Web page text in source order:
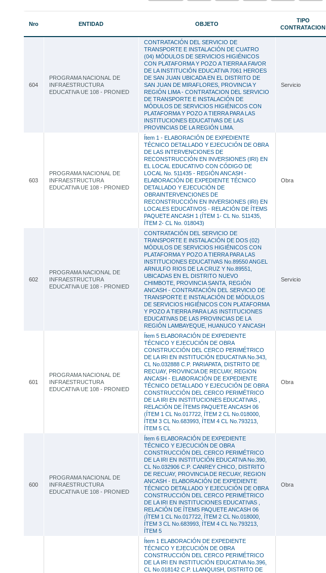
Huancavelica
Huánuco
Moquegua
Puno
San Martín
Tacna
Tumbes
Ucayali
Nro ENTIDAD OBJETO
TIPO
CONTRATACION
604
PROGRAMA NACIONAL DE
INFRAESTRUCTURA
EDUCATIVA UE 108 - PRONIED
CONTRATACIÓN DEL SERVICIO DE
TRANSPORTE E INSTALACIÓN DE CUATRO
(04) MÓDULOS DE SERVICIOS HIGIÉNICOS
CON PLATAFORMA Y POZO A TIERRA A FAVOR
DE LA INSTITUCIÓN EDUCATIVA 7061 HEROES
DE SAN JUAN UBICADA EN EL DISTRITO DE
SAN JUAN DE MIRAFLORES, PROVINCIA Y
REGIÓN LIMA - CONTRATACION DEL SERVICIO
DE TRANSPORTE E INSTALACIÓN DE
MÓDULOS DE SERVICIOS HIGIÉNICOS CON
PLATAFORMA Y POZO A TIERRA PARA LAS
INSTITUCIONES EDUCATIVAS DE LAS
PROVINCIAS DE LA REGIÓN LIMA.
Servicio
603
PROGRAMA NACIONAL DE
INFRAESTRUCTURA
EDUCATIVA UE 108 - PRONIED
Ítem 1 - ELABORACIÓN DE EXPEDIENTE
TÉCNICO DETALLADO Y EJECUCIÓN DE OBRA
DE LAS INTERVENCIONES DE
RECONSTRUCCIÓN EN INVERSIONES (IRI) EN
EL LOCAL EDUCATIVO CON CÓDIGO DE
LOCAL No. 511435 - REGIÓN ANCASH -
ELABORACIÓN DE EXPEDIENTE TÉCNICO
DETALLADO Y EJECUCIÓN DE
OBRAINTERVENCIONES DE
RECONSTRUCCIÓN EN INVERSIONES (IRI) EN
LOCALES EDUCATIVOS - RELACIÓN DE ÍTEMS
PAQUETE ANCASH 1 (ÍTEM 1- CL No. 511435,
ÍTEM 2- CL No. 018043)
Obra
602
PROGRAMA NACIONAL DE
INFRAESTRUCTURA
EDUCATIVA UE 108 - PRONIED
CONTRATACIÓN DEL SERVICIO DE
TRANSPORTE E INSTALACIÓN DE DOS (02)
MÓDULOS DE SERVICIOS HIGIÉNICOS CON
PLATAFORMA Y POZO A TIERRA PARA LAS
INSTITUCIONES EDUCATIVAS No.89550 ANGEL
ARNULFO RIOS DE LA CRUZ Y No.89551,
UBICADAS EN EL DISTRITO NUEVO
CHIMBOTE, PROVINCIA SANTA, REGIÓN
ANCASH - CONTRATACIÓN DEL SERVICIO DE
TRANSPORTE E INSTALACIÓN DE MÓDULOS
DE SERVICIOS HIGIÉNICOS CON PLATAFORMA
Y POZO A TIERRA PARA LAS INSTITUCIONES
EDUCATIVAS DE LAS PROVINCIAS DE LA
REGIÓN LAMBAYEQUE, HUANUCO Y ANCASH
Servicio
601
PROGRAMA NACIONAL DE
INFRAESTRUCTURA
EDUCATIVA UE 108 - PRONIED
Ítem 5 ELABORACIÓN DE EXPEDIENTE
TÉCNICO Y EJECUCIÓN DE OBRA
CONSTRUCCIÓN DEL CERCO PERIMÉTRICO
DE LA IRI EN INSTITUCIÓN EDUCATIVA No.343,
CL No.032888 C.P. PARIAPATA, DISTRITO DE
RECUAY, PROVINCIA DE RECUAY, REGION
ANCASH - ELABORACIÓN DE EXPEDIENTE
TÉCNICO DETALLADO Y EJECUCIÓN DE OBRA
CONSTRUCCIÓN DEL CERCO PERIMÉTRICO
DE LA IRI EN INSTITUCIONES EDUCATIVAS ,
RELACIÓN DE ÍTEMS PAQUETE ANCASH 06
(ÍTEM 1 CL No.017722, ÍTEM 2 CL No.018000,
ÍTEM 3 CL No.683993, ÍTEM 4 CL No.793213,
ÍTEM 5 CL
Obra
600
PROGRAMA NACIONAL DE
INFRAESTRUCTURA
EDUCATIVA UE 108 - PRONIED
Ítem 6 ELABORACIÓN DE EXPEDIENTE
TÉCNICO Y EJECUCIÓN DE OBRA
CONSTRUCCIÓN DEL CERCO PERIMÉTRICO
DE LA IRI EN INSTITUCIÓN EDUCATIVA No.390,
CL No.032906 C.P. CANREY CHICO, DISTRITO
DE RECUAY, PROVINCIA DE RECUAY, REGION
ANCASH - ELABORACIÓN DE EXPEDIENTE
TÉCNICO DETALLADO Y EJECUCIÓN DE OBRA
CONSTRUCCIÓN DEL CERCO PERIMÉTRICO
DE LA IRI EN INSTITUCIONES EDUCATIVAS ,
RELACIÓN DE ÍTEMS PAQUETE ANCASH 06
(ÍTEM 1 CL No.017722, ÍTEM 2 CL No.018000,
ÍTEM 3 CL No.683993, ÍTEM 4 CL No.793213,
ÍTEM 5
Obra
Ítem 1 ELABORACIÓN DE EXPEDIENTE
TÉCNICO Y EJECUCIÓN DE OBRA
CONSTRUCCIÓN DEL CERCO PERIMÉTRICO
DE LA IRI EN INSTITUCIÓN EDUCATIVA No.396,
CL No.018142 C.P. LLANQUISH, DISTRITO DE